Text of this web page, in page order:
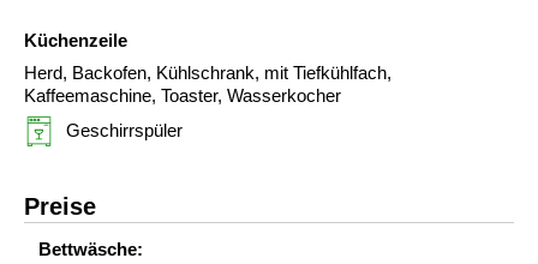
Küchenzeile
Herd, Backofen, Kühlschrank, mit Tiefkühlfach,
Kaffeemaschine, Toaster, Wasserkocher
Geschirrspüler
Preise
Bettwäsche: